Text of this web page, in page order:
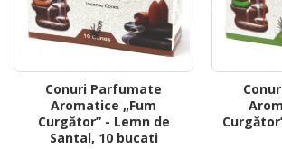
Conuri Parfumate
Aromatice „Fum
Curgător” - Lemn de
Santal, 10 bucati